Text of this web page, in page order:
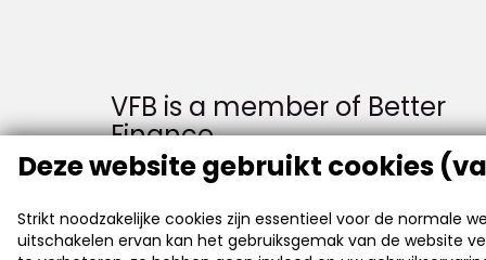
VFB is a member of Better
Finance
Deze website gebruikt cookies
Strikt noodzakelijke cookies zijn essentieel voor de normale
uitschakelen ervan kan het gebruiksgemak van de website